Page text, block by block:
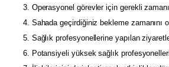
3. Operasyonel görevler için gerekli
4. Sahada geçirdiğiniz bekleme zamanını
5. Sağlık profesyonellerine yapılan
6. Potansiyeli yüksek sağlık